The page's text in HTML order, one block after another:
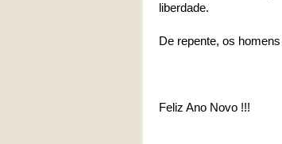
liberdade.
De repente, os
Feliz Ano Novo !!!